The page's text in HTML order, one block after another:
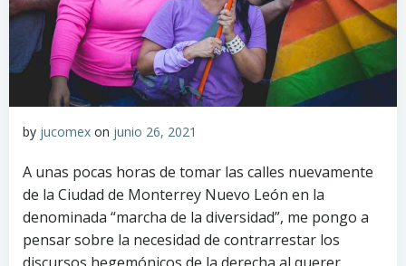
by jucomex on junio 26, 2021
A unas pocas horas de tomar las calles nuevamente
de la Ciudad de Monterrey Nuevo León en la
denominada “marcha de la diversidad”, me pongo a
pensar sobre la necesidad de contrarrestar los